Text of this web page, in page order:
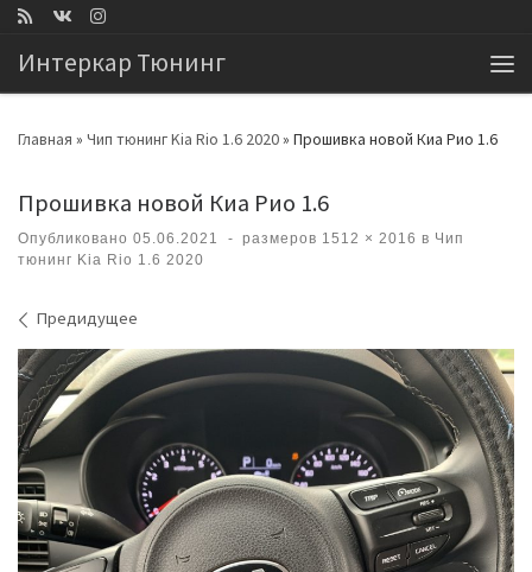
Интеркар Тюнинг
Главная » Чип тюнинг Kia Rio 1.6 2020» Прошивка новой Киа Рио 1.6
Прошивка новой Киа Рио 1.6
Опубликовано 05.06.2021 - размеров 1512 × 2016 в Чип
тюнинг Kia Rio 1.6 2020
Навигация по изображениям
Предидущее